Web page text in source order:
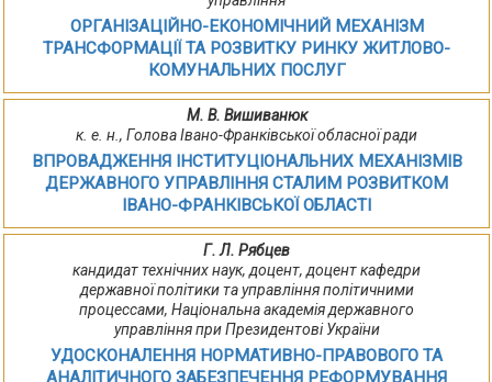
ОРГАНІЗАЦІЙНО-ЕКОНОМІЧНИЙ МЕХАНІЗМ
ТРАНСФОРМАЦІЇ ТА РОЗВИТКУ РИНКУ ЖИТЛОВО-
КОМУНАЛЬНИХ ПОСЛУГ
М. В. Вишиванюк
к. е. н., Голова Івано-Франківської обласної ради
ВПРОВАДЖЕННЯ ІНСТИТУЦІОНАЛЬНИХ МЕХАНІЗМІВ
ДЕРЖАВНОГО УПРАВЛІННЯ СТАЛИМ РОЗВИТКОМ
ІВАНО-ФРАНКІВСЬКОЇ ОБЛАСТІ
Г. Л. Рябцев
кандидат технічних наук, доцент, доцент кафедри
державної політики та управління політичними
процессами, Національна академія державного
управління при Президентові України
УДОСКОНАЛЕННЯ НОРМАТИВНО-ПРАВОВОГО ТА
АНАЛІТИЧНОГО ЗАБЕЗПЕЧЕННЯ РЕФОРМУВАННЯ